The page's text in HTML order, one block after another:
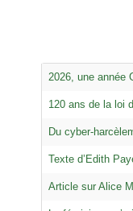
2026, une année
120 ans de la loi
Du cyber-
Texte d’Edith
Article sur Alice